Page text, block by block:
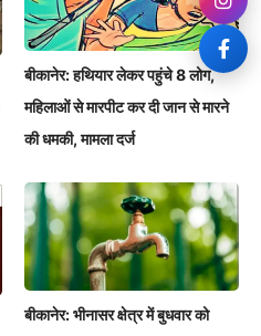
बीकानेर: हथियार लेकर पहुंचे 8 लोग,
महिलाओं से मारपीट कर दी जान से मारने
की धमकी, मामला दर्ज
बीकानेर: भीनासर क्षेत्र में बुधवार को